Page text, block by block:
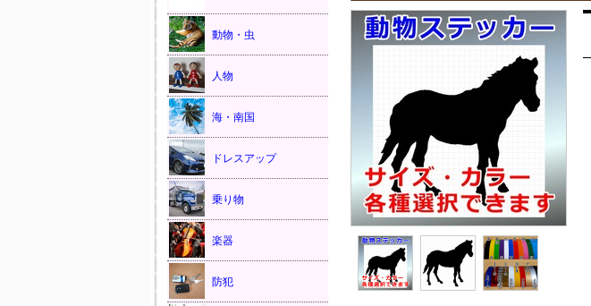
動物・虫
人物
海・南国
ドレスアップ
乗り物
楽器
防犯